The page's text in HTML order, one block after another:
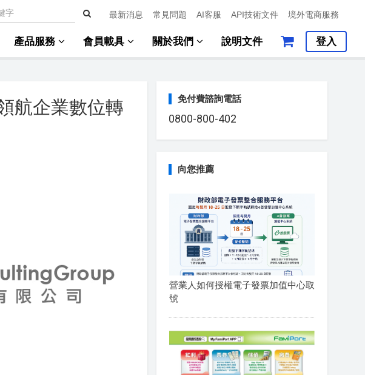
最新消息 常見問題 AI客服 API技術文件 境外電商服務
產品服務 會員載具 關於我們 說明文件 登入
航企業數位轉
免付費諮詢電話
0800-800-402
向您推薦
營業人如何授權電子發票加值中心取
號